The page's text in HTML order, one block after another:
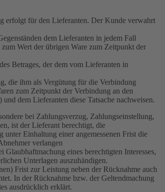
erfolgt für den Lieferanten. Der Kunde verwahrt
dem Lieferanten in jedem Fall
Wert der übrigen Ware zum Zeitpunkt der
Betrages, der dem vom Lieferanten in
die ihm als Vergütung für die Verbindung
zum Zeitpunkt der Verbindung an den
dem Lieferanten diese Tatsache nachweisen.
bei Zahlungsverzug, Zahlungseinstellung,
ist der Lieferant berechtigt, die
Einhaltung einer angemessenen Frist die
verlangen
eines berechtigten Interesses,
Unterlagen auszuhändigen.
Frist zur Leistung neben der Rücknahme auch
In der Rücknahme bzw. der Geltendmachung
ausdrücklich erklärt.